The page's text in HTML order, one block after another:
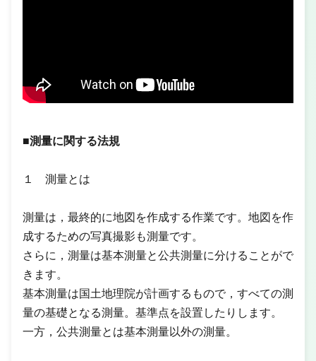
■測量に関する法規
１ 測量とは
測量は，最終的に地図を作成する作業です。地図を作
成するための写真撮影も測量です。
さらに，測量は基本測量と公共測量に分けることがで
きます。
基本測量は国土地理院が計画するもので，すべての測
量の基礎となる測量。基準点を設置したりします。
一方，公共測量とは基本測量以外の測量。